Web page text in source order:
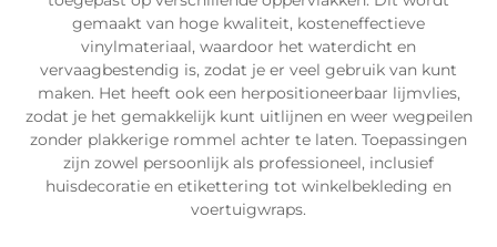
gemaakt van hoge kwaliteit, kosteneffectieve
vinylmateriaal, waardoor het waterdicht en
vervaagbestendig is, zodat je er veel gebruik van kunt
maken. Het heeft ook een herpositioneerbaar lijmvlies,
zodat je het gemakkelijk kunt uitlijnen en weer wegpeilen
zonder plakkerige rommel achter te laten. Toepassingen
zijn zowel persoonlijk als professioneel, inclusief
huisdecoratie en etikettering tot winkelbekleding en
voertuigwraps.